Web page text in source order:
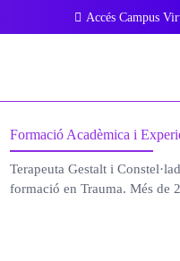
Accés Campus
Formació Acadèmica i
Terapeuta Gestalt i
formació en Trauma. Més de